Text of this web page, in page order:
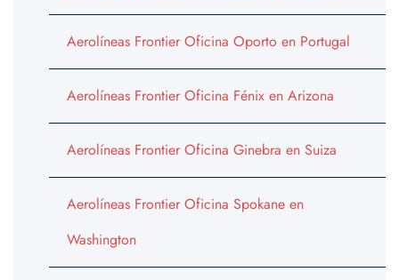
Aerolíneas Frontier Oficina Oporto en Portugal
Aerolíneas Frontier Oficina Fénix en Arizona
Aerolíneas Frontier Oficina Ginebra en Suiza
Aerolíneas Frontier Oficina Spokane en
Washington